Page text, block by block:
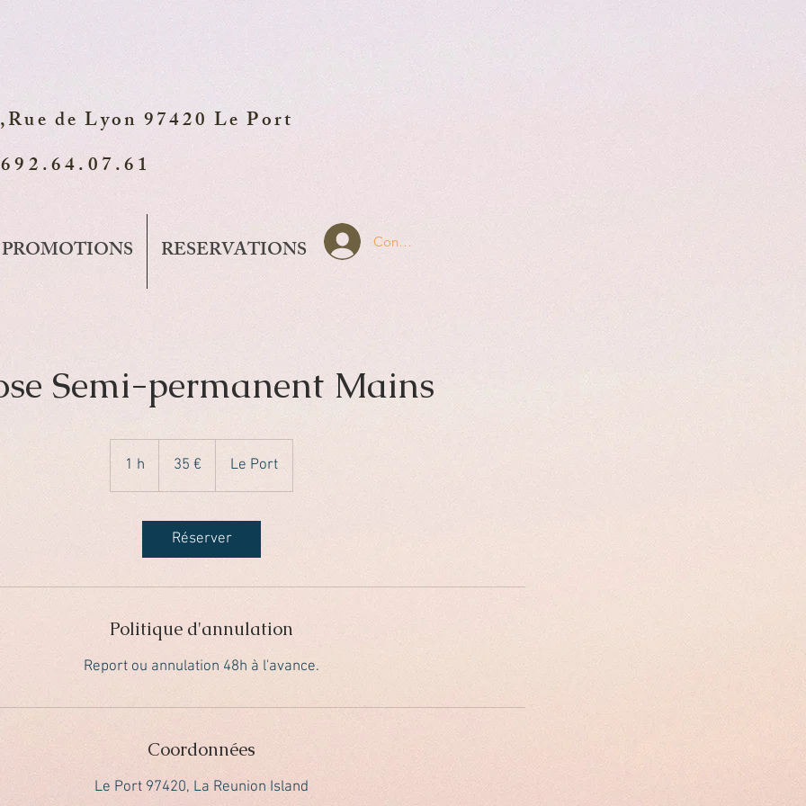
de Lyon 97420 Le Port
PROMOTIONS RESERVATIONS Connection
Semi-permanent Mains
1 h 35 € Le Port
Réserver
Politique d'annulation
Report ou annulation 48h à l'avance.
Coordonnées
Le Port 97420, La Reunion Island